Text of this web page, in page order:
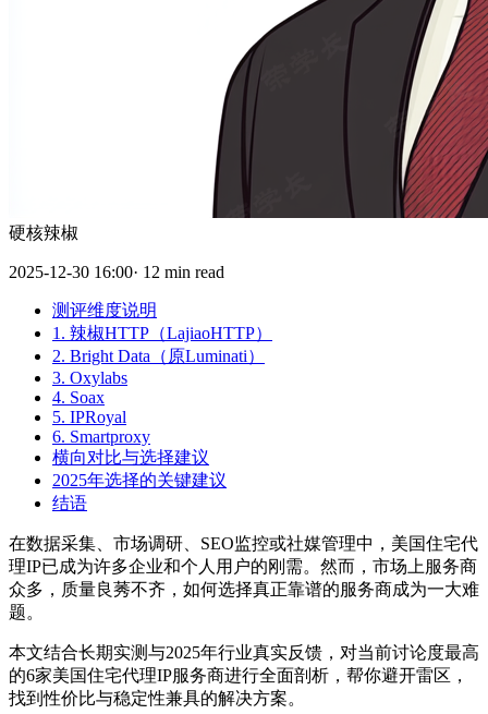
硬核辣椒
2025-12-30 16:00· 12 min read
测评维度说明
1. 辣椒HTTP（LajiaoHTTP）
2. Bright Data（原Luminati）
3. Oxylabs
4. Soax
5. IPRoyal
6. Smartproxy
横向对比与选择建议
2025年选择的关键建议
结语
在数据采集、市场调研、SEO监控或社媒管理中，美国住宅代
理IP已成为许多企业和个人用户的刚需。然而，市场上服务商
众多，质量良莠不齐，如何选择真正靠谱的服务商成为一大难
题。
本文结合长期实测与2025年行业真实反馈，对当前讨论度最高
的6家美国住宅代理IP服务商进行全面剖析，帮你避开雷区，
找到性价比与稳定性兼具的解决方案。